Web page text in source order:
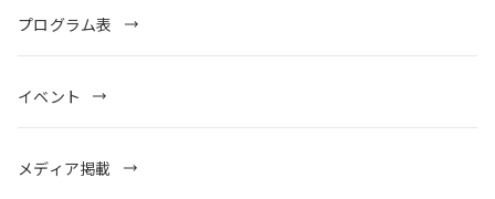
プログラム表
イベント
メディア掲載